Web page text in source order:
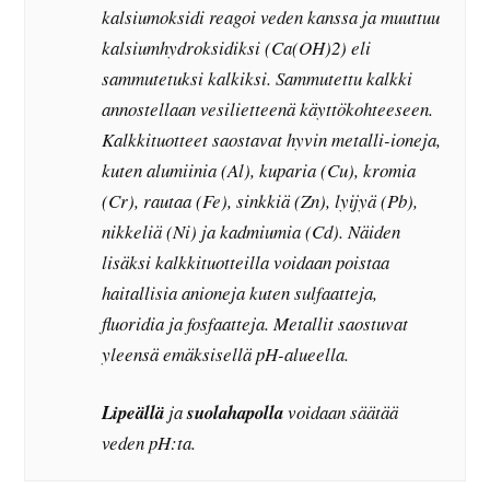
kalsiumoksidi reagoi veden kanssa jamuuttuu
kalsiumhydroksidiksi (Ca(OH)2) eli
sammutetuksi kalkiksi. Sammutettu kalkki
annostellaan vesilietteenä käyttökohteeseen.
Kalkkituotteet saostavat hyvin metalli-ioneja,
kuten alumiinia (Al), kuparia (Cu), kromia
(Cr), rautaa (Fe), sinkkiä (Zn), lyijyä (Pb),
nikkeliä (Ni) ja kadmiumia (Cd). Näiden
lisäksi kalkkituotteilla voidaan poistaa
haitallisia anioneja kuten sulfaatteja,
fluoridia ja fosfaatteja. Metallit saostuvat
yleensä emäksisellä pH-alueella.
Lipeällä jasuolahapollavoidaan säätää
veden pH:ta.